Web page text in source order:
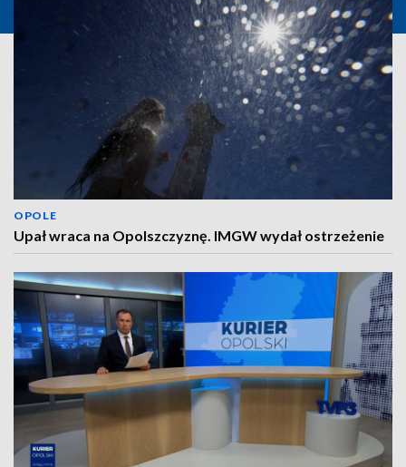
OPOLE
Upał wraca na Opolszczyznę. IMGW wydał ostrzeżenie